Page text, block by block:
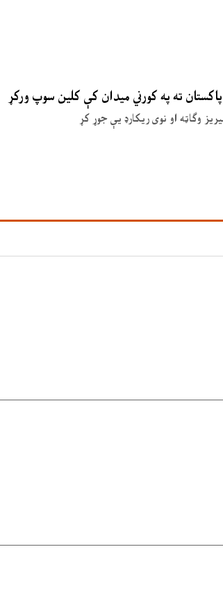
ته په کورني میدان کې کلین سوپ ورکړ
وګاټه او نوی ریکارډ یې جوړ کړ